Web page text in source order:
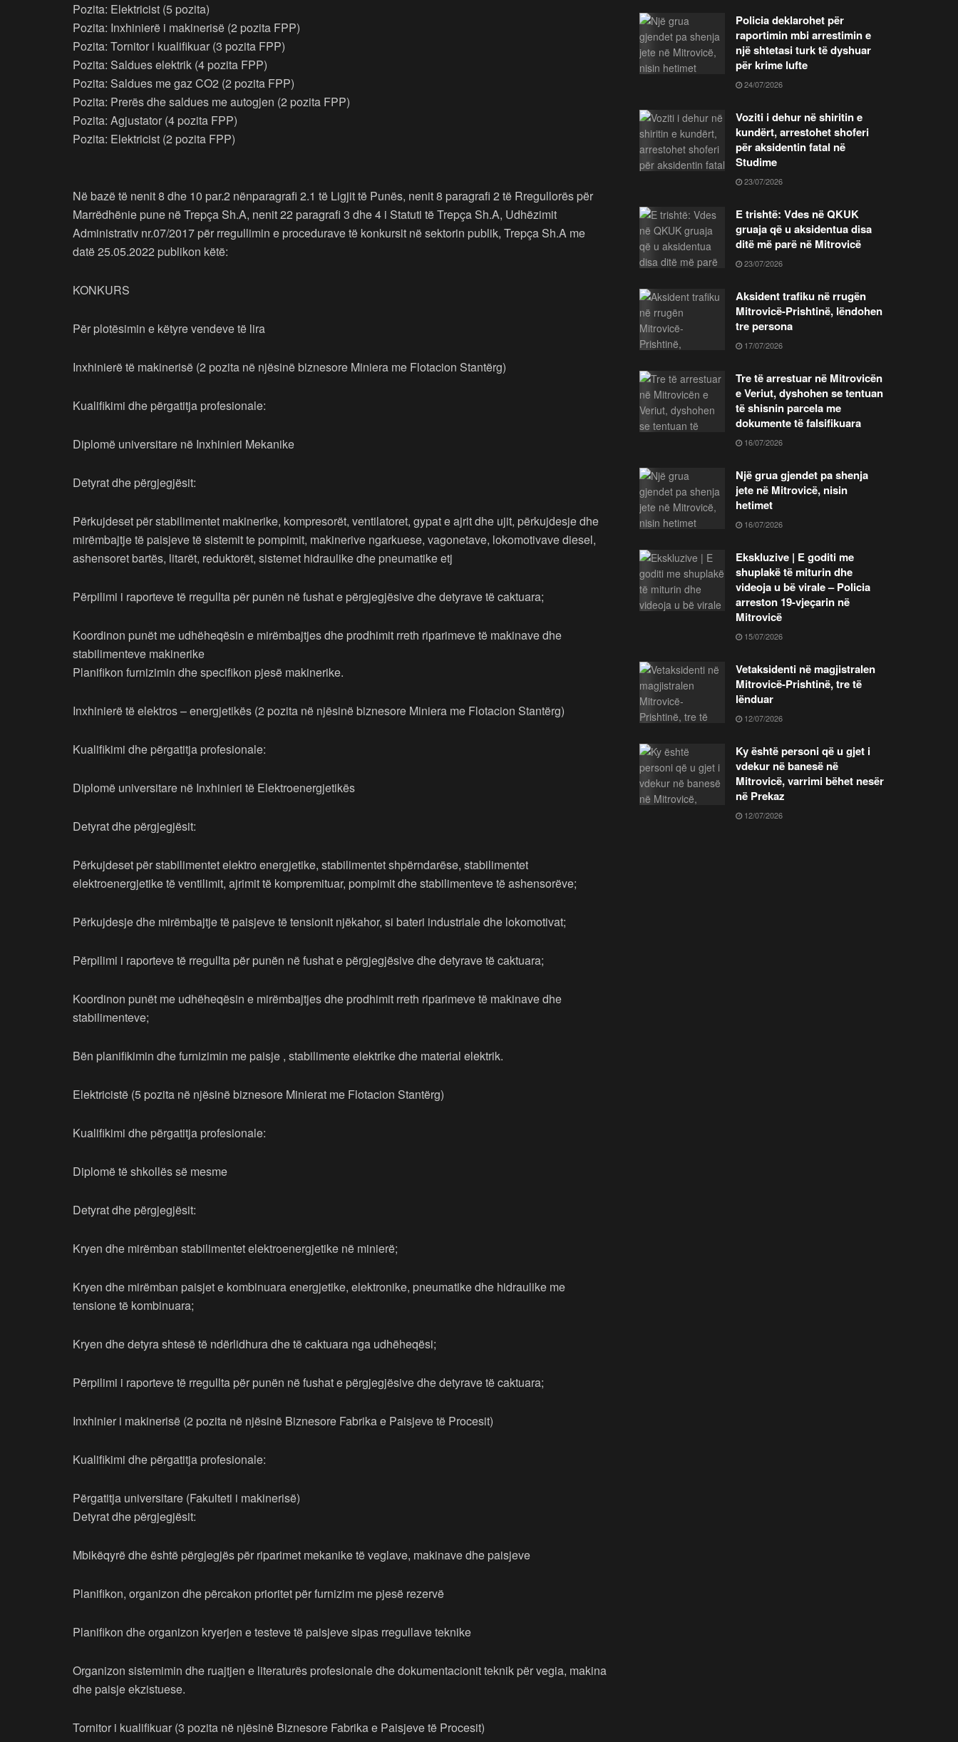
Pozita: Elektricist (5 pozita)
Pozita: Inxhinierë i makinerisë (2 pozita FPP)
Pozita: Tornitor i kualifikuar (3 pozita FPP)
Pozita: Saldues elektrik (4 pozita FPP)
Pozita: Saldues me gaz CO2 (2 pozita FPP)
Pozita: Prerës dhe saldues me autogjen (2 pozita FPP)
Pozita: Agjustator (4 pozita FPP)
Pozita: Elektricist (2 pozita FPP)
Në bazë të nenit 8 dhe 10 par.2 nënparagrafi 2.1 të Ligjit të Punës, nenit 8 paragrafi 2 të Rregullorës për
Marrëdhënie pune në Trepça Sh.A, nenit 22 paragrafi 3 dhe 4 i Statuti të Trepça Sh.A, Udhëzimit
Administrativ nr.07/2017 për rregullimin e procedurave të konkursit në sektorin publik, Trepça Sh.A me
datë 25.05.2022 publikon këtë:
KONKURS
Për plotësimin e këtyre vendeve të lira
Inxhinierë të makinerisë (2 pozita në njësinë biznesore Miniera me Flotacion Stantërg)
Kualifikimi dhe përgatitja profesionale:
Diplomë universitare në Inxhinieri Mekanike
Detyrat dhe përgjegjësit:
Përkujdeset për stabilimentet makinerike, kompresorët, ventilatoret, gypat e ajrit dhe ujit, përkujdesje dhe
mirëmbajtje të paisjeve të sistemit te pompimit, makinerive ngarkuese, vagonetave, lokomotivave diesel,
ashensoret bartës, litarët, reduktorët, sistemet hidraulike dhe pneumatike etj
Përpilimi i raporteve të rregullta për punën në fushat e përgjegjësive dhe detyrave të caktuara;
Koordinon punët me udhëheqësin e mirëmbajtjes dhe prodhimit rreth riparimeve të makinave dhe
stabilimenteve makinerike
Planifikon furnizimin dhe specifikon pjesë makinerike.
Inxhinierë të elektros – energjetikës (2 pozita në njësinë biznesore Miniera me Flotacion Stantërg)
Kualifikimi dhe përgatitja profesionale:
Diplomë universitare në Inxhinieri të Elektroenergjetikës
Detyrat dhe përgjegjësit:
Përkujdeset për stabilimentet elektro energjetike, stabilimentet shpërndarëse, stabilimentet
elektroenergjetike të ventilimit, ajrimit të kompremituar, pompimit dhe stabilimenteve të ashensorëve;
Përkujdesje dhe mirëmbajtje të paisjeve të tensionit njëkahor, si bateri industriale dhe lokomotivat;
Përpilimi i raporteve të rregullta për punën në fushat e përgjegjësive dhe detyrave të caktuara;
Koordinon punët me udhëheqësin e mirëmbajtjes dhe prodhimit rreth riparimeve të makinave dhe
stabilimenteve;
Bën planifikimin dhe furnizimin me paisje , stabilimente elektrike dhe material elektrik.
Elektricistë (5 pozita në njësinë biznesore Minierat me Flotacion Stantërg)
Kualifikimi dhe përgatitja profesionale:
Diplomë të shkollës së mesme
Detyrat dhe përgjegjësit:
Kryen dhe mirëmban stabilimentet elektroenergjetike në minierë;
Kryen dhe mirëmban paisjet e kombinuara energjetike, elektronike, pneumatike dhe hidraulike me
tensione të kombinuara;
Kryen dhe detyra shtesë të ndërlidhura dhe të caktuara nga udhëheqësi;
Përpilimi i raporteve të rregullta për punën në fushat e përgjegjësive dhe detyrave të caktuara;
Inxhinier i makinerisë (2 pozita në njësinë Biznesore Fabrika e Paisjeve të Procesit)
Kualifikimi dhe përgatitja profesionale:
Përgatitja universitare (Fakulteti i makinerisë)
Detyrat dhe përgjegjësit:
Mbikëqyrë dhe është përgjegjës për riparimet mekanike të veglave, makinave dhe paisjeve
Planifikon, organizon dhe përcakon prioritet për furnizim me pjesë rezervë
Planifikon dhe organizon kryerjen e testeve të paisjeve sipas rregullave teknike
Organizon sistemimin dhe ruajtjen e literaturës profesionale dhe dokumentacionit teknik për vegia, makina
dhe paisje ekzistuese.
Tornitor i kualifikuar (3 pozita në njësinë Biznesore Fabrika e Paisjeve të Procesit)
Policia deklarohet për
raportimin mbi arrestimin e
një shtetasi turk të dyshuar
për krime lufte
24/07/2026
Voziti i dehur në shiritin e
kundërt, arrestohet shoferi
për aksidentin fatal në
Studime
23/07/2026
E trishtë: Vdes në QKUK
gruaja që u aksidentua disa
ditë më parë në Mitrovicë
23/07/2026
Aksident trafiku në rrugën
Mitrovicë-Prishtinë, lëndohen
tre persona
17/07/2026
Tre të arrestuar në Mitrovicën
e Veriut, dyshohen se tentuan
të shisnin parcela me
dokumente të falsifikuara
16/07/2026
Një grua gjendet pa shenja
jete në Mitrovicë, nisin
hetimet
16/07/2026
Ekskluzive | E goditi me
shuplakë të miturin dhe
videoja u bë virale – Policia
arreston 19-vjeçarin në
Mitrovicë
15/07/2026
Vetaksidenti në magjistralen
Mitrovicë-Prishtinë, tre të
lënduar
12/07/2026
Ky është personi që u gjet i
vdekur në banesë në
Mitrovicë, varrimi bëhet nesër
në Prekaz
12/07/2026